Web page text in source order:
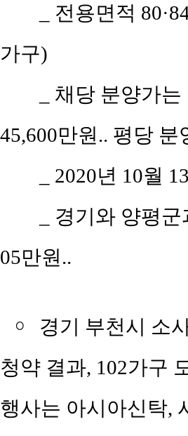
_ 전용면적
가구)
_ 채당 분양가
45,600만원.. 평당 분
_ 2020년 10월
_ 경기와 양평
05만원..
￮
경기 부천시 소
청약 결과, 102가구
행사는 아시아신탁,